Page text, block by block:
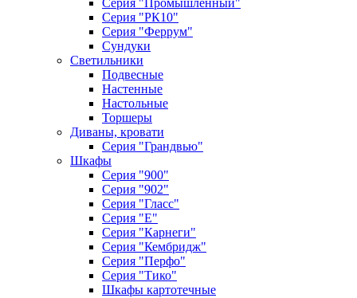
Серия "Промышленный"
Серия "РК10"
Серия "Феррум"
Сундуки
Светильники
Подвесные
Настенные
Настольные
Торшеры
Диваны, кровати
Серия "Грандвью"
Шкафы
Серия "900"
Серия "902"
Серия "Гласс"
Серия "Е"
Серия "Карнеги"
Серия "Кембридж"
Серия "Перфо"
Серия "Тико"
Шкафы картотечные